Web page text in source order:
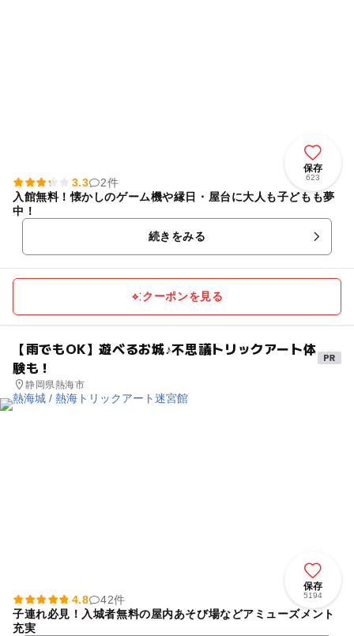
保存
623
3.3
2件
入館無料！懐かしのゲーム機や縁日・屋台に大人も子どもも夢
中！
続きをみる
クーポンを見る
【雨でもOK】遊べるお城♪不思議トリックアート体
験も！
静岡県熱海市
保存
5194
4.8
42件
子連れ必見！入城者無料の屋内あそび場などアミューズメント
充実